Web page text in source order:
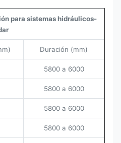
para sistemas hidráulicos-
Duración (mm)
5800 a 6000
5800 a 6000
5800 a 6000
5800 a 6000